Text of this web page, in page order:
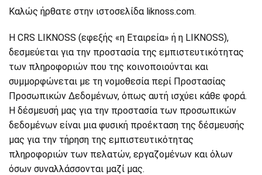
Καλώς ήρθατε στην ιστοσελίδα liknoss.com.
Η CRS LIKNOSS (εφεξής «η Εταιρεία» ή η LIKNOSS),
δεσμεύεται για την προστασία της εμπιστευτικότητας
των πληροφοριών που της κοινοποιούνται και
συμμορφώνεται με τη νομοθεσία περί Προστασίας
Προσωπικών Δεδομένων, όπως αυτή ισχύει κάθε φορά.
Η δέσμευσή μας για την προστασία των προσωπικών
δεδομένων είναι μια φυσική προέκταση της δέσμευσής
μας για την τήρηση της εμπιστευτικότητας
πληροφοριών των πελατών, εργαζομένων και όλων
όσων συναλλάσσονται μαζί μας.